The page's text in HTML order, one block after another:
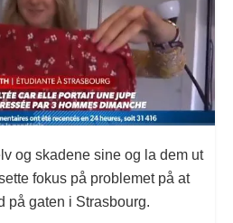
og skadene sine og la dem ut
fokus på problemet på at
på gaten i Strasbourg.